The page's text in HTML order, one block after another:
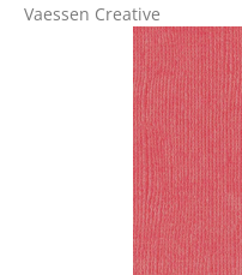
Vaessen Creative
Bildergalerie überspringen